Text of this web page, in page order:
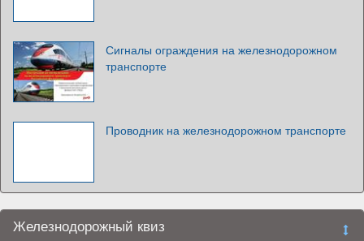
Сигналы ограждения на железнодорожном
транспорте
Проводник на железнодорожном транспорте
Железнодорожный квиз